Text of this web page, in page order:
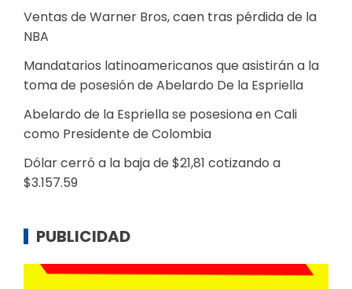
Ventas de Warner Bros, caen tras pérdida de la
NBA
Mandatarios latinoamericanos que asistirán a la
toma de posesión de Abelardo De la Espriella
Abelardo de la Espriella se posesiona en Cali
como Presidente de Colombia
Dólar cerró a la baja de $21,81 cotizando a
$3.157.59
PUBLICIDAD